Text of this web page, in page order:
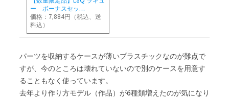
ー ボーナスセッ…
価格：7,884円（税込、送
料込）
パーツを収納するケースが薄いプラスチックなのが難点で
すが、今のところは壊れていないので別のケースを用意す
ることもなく使っています。
去年より作り方モデル（作品）が6種類増えたのが気になり